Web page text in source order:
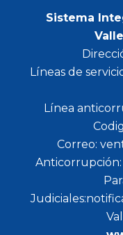
Sistema
Líneas de
Línea
Correo:
Anticorrupción: